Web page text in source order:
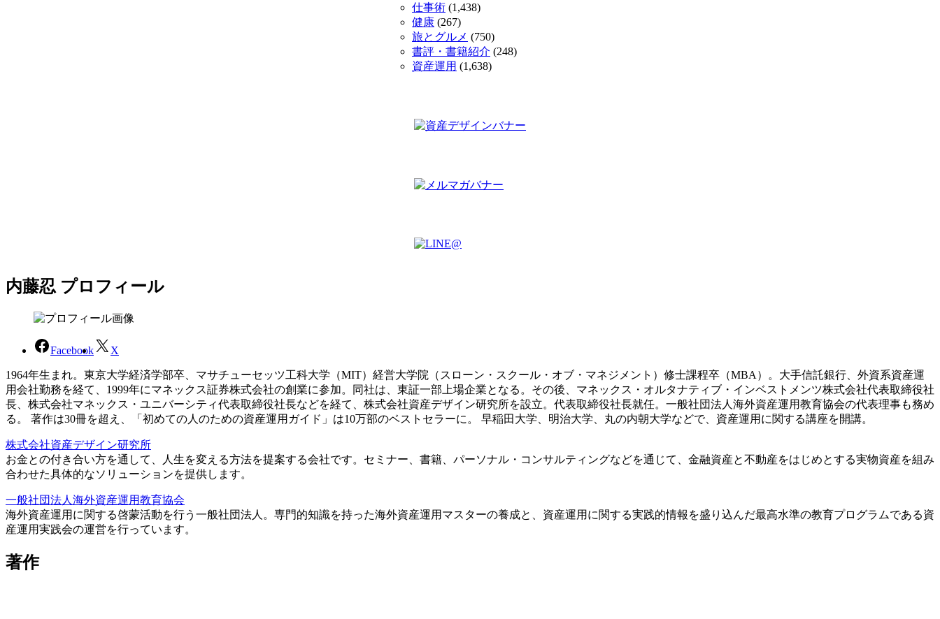
仕事術 (1,438)
健康 (267)
旅とグルメ (750)
書評・書籍紹介 (248)
資産運用 (1,638)
内藤忍 プロフィール
Facebook X
1964年生まれ。東京大学経済学部卒、マサチューセッツ工科大学（MIT）経営大学院（スローン・スクール・オブ・マネジメント）修士課程卒（MBA）。大手信託銀行、外資系資産運
用会社勤務を経て、1999年にマネックス証券株式会社の創業に参加。同社は、東証一部上場企業となる。その後、マネックス・オルタナティブ・インベストメンツ株式会社代表取締役社
長、株式会社マネックス・ユニバーシティ代表取締役社長などを経て、株式会社資産デザイン研究所を設立。代表取締役社長就任。一般社団法人海外資産運用教育協会の代表理事も務め
る。 著作は30冊を超え、「初めての人のための資産運用ガイド」は10万部のベストセラーに。 早稲田大学、明治大学、丸の内朝大学などで、資産運用に関する講座を開講。
株式会社資産デザイン研究所
お金との付き合い方を通して、人生を変える方法を提案する会社です。セミナー、書籍、パーソナル・コンサルティングなどを通じて、金融資産と不動産をはじめとする実物資産を組み
合わせた具体的なソリューションを提供します。
一般社団法人海外資産運用教育協会
海外資産運用に関する啓蒙活動を行う一般社団法人。専門的知識を持った海外資産運用マスターの養成と、資産運用に関する実践的情報を盛り込んだ最高水準の教育プログラムである資
産運用実践会の運営を行っています。
著作